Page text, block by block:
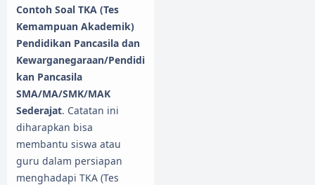
Contoh Soal TKA (Tes
Kemampuan Akademik)
Pendidikan Pancasila dan
Kewarganegaraan/Pendidi
kan Pancasila
SMA/MA/SMK/MAK
Sederajat. Catatan ini
diharapkan bisa
membantu siswa atau
guru dalam persiapan
menghadapi TKA (Tes